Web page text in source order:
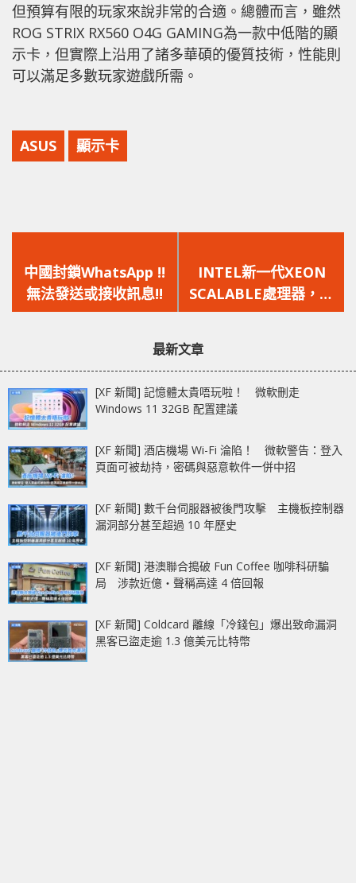
但預算有限的玩家來說非常的合適。總體而言，雖然
ROG STRIX RX560 O4G GAMING為一款中低階的顯
示卡，但實際上沿用了諸多華碩的優質技術，性能則
可以滿足多數玩家遊戲所需。
ASUS 顯示卡
一
篇
文
中國封鎖WhatsApp !!
無法發送或接收訊息!!
一
篇
文
INTEL新一代XEON
SCALABLE處理器，擁
有更多核心數與更多選
最新文章
[XF 新聞] 記憶體太貴唔玩啦！ 微軟刪走
Windows 11 32GB 配置建議
[XF 新聞] 酒店機場 Wi-Fi 淪陷！ 微軟警告：登入
頁面可被劫持，密碼與惡意軟件一併中招
[XF 新聞] 數千台伺服器被後門攻擊 主機板控制器
漏洞部分甚至超過 10 年歷史
[XF 新聞] 港澳聯合搗破 Fun Coffee 咖啡科研騙
局 涉款近億‧聲稱高達 4 倍回報
[XF 新聞] Coldcard 離線「冷錢包」爆出致命漏洞
黑客已盜走逾 1.3 億美元比特幣